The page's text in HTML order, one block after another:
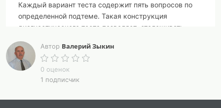
Каждый вариант теста содержит пять вопросов по
определенной подтеме. Такая конструкция
диагностического теста позволяет отслеживать
«Элементы статистики».
Каждый вариант теста расположен на отдельной
странице - это очень удобно для печати. Достаточно
Автор Валерий Зыкин
0 оценок
1 подписчик